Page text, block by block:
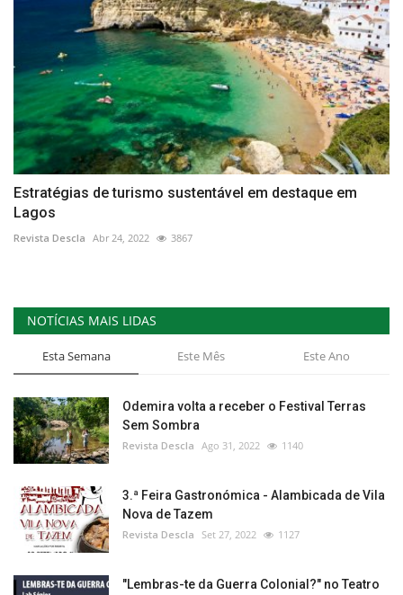
Estratégias de turismo sustentável em destaque em
Lagos
Revista Descla Abr 24, 2022 3867
NOTÍCIAS MAIS LIDAS
Esta Semana Este Mês Este Ano
Odemira volta a receber o Festival Terras
Sem Sombra
Revista Descla Ago 31, 2022 1140
3.ª Feira Gastronómica - Alambicada de Vila
Nova de Tazem
Revista Descla Set 27, 2022 1127
"Lembras-te da Guerra Colonial?" no Teatro